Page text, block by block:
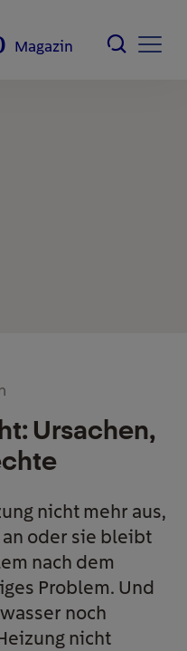
Magazin
Ursachen,
nicht mehr aus,
oder sie bleibt
nach dem
Problem. Und
noch
nicht